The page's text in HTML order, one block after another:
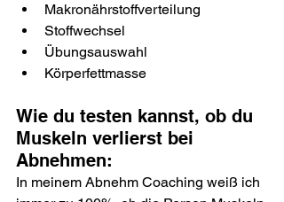
Makronährstoffverteilung
Stoffwechsel
Übungsauswahl
Körperfettmasse
Wie du testen kannst, ob du
Muskeln verlierst bei
Abnehmen:
In meinem Abnehm Coaching weiß ich